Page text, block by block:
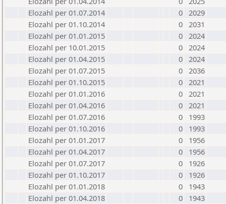
Elozahl per 01.07.2014
0 2029
Elozahl per 01.10.2014
0 2031
Elozahl per 01.01.2015
0 2024
Elozahl per 10.01.2015
0 2024
Elozahl per 01.04.2015
0 2024
Elozahl per 01.07.2015
0 2036
Elozahl per 01.10.2015
0 2021
Elozahl per 01.01.2016
0 2021
Elozahl per 01.04.2016
0 2021
Elozahl per 01.07.2016
0
1993
Elozahl per 01.10.2016
0
1993
Elozahl per 01.01.2017
0
1956
Elozahl per 01.04.2017
0
1956
Elozahl per 01.07.2017
0
1926
Elozahl per 01.10.2017
0
1926
Elozahl per 01.01.2018
0
1943
Elozahl per 01.04.2018
0
1943